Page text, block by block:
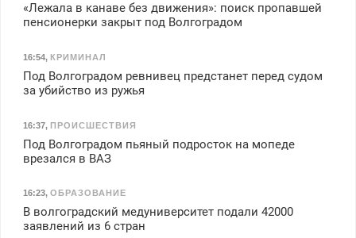
«Лежала в канаве без движения»: поиск пропавшей
пенсионерки закрыт под Волгоградом
16:54, КРИМИНАЛ
Под Волгоградом ревнивец предстанет перед судом
за убийство из ружья
16:37, ПРОИСШЕСТВИЯ
Под Волгоградом пьяный подросток на мопеде
врезался в ВАЗ
16:23, ОБРАЗОВАНИЕ
В волгоградский медуниверситет подали 42000
заявлений из 6 стран